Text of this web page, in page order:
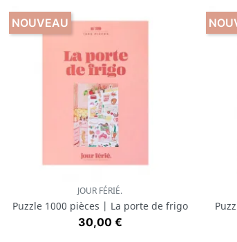
Aperçu rapide
JOUR FÉRIÉ.
Puzzle 1000 pièces | La porte de frigo
Prix
30,00 €
NOUVEAU